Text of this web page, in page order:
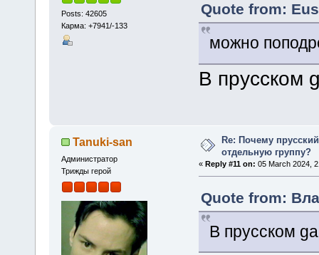
Posts: 42605
Карма: +7941/-133
Quote from:
можно
В прусском
Tanuki-san
Администратор
Трижды герой
Re: Почему
отдельную группу?
« Reply #11 on: 05 March 2024,
Quote from:
В прусском